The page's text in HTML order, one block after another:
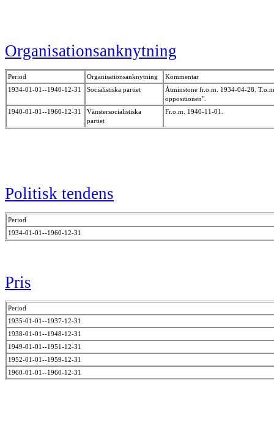
Organisationsanknytning
Period Organisationsanknytning
Kommentar
1934-01-01--1940-12-31
Socialistiska partiet
Åtminstone fr.o.m. 1934-04-28.
oppositionen".
1940-01-01--1960-12-31
Vänstersocialistiska
partiet
Fr.o.m. 1940-11-01.
Politisk tendens
Period
1934-01-01--1960-12-31
Pris
Period
1935-01-01--1937-12-31
1938-01-01--1948-12-31
1949-01-01--1951-12-31
1952-01-01--1959-12-31
1960-01-01--1960-12-31